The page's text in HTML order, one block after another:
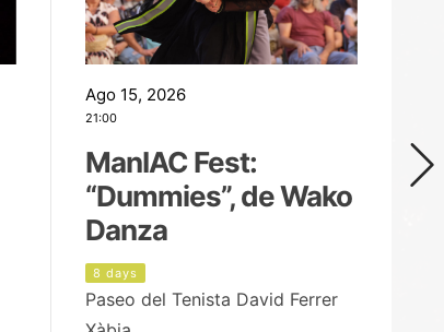
Ago 15, 2026
21:00
ManIAC Fest:
“Dummies”, de Wako
Danza
8 days
Paseo del Tenista David Ferrer